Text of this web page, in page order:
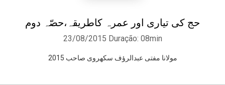
حج کی تیاری اور عمرہ کاطریقہ،حصّہ دوم
23/08/2015 Duração: 08min
مولانا مفتی عبدالرﺅف سکھروی صاحب 2015